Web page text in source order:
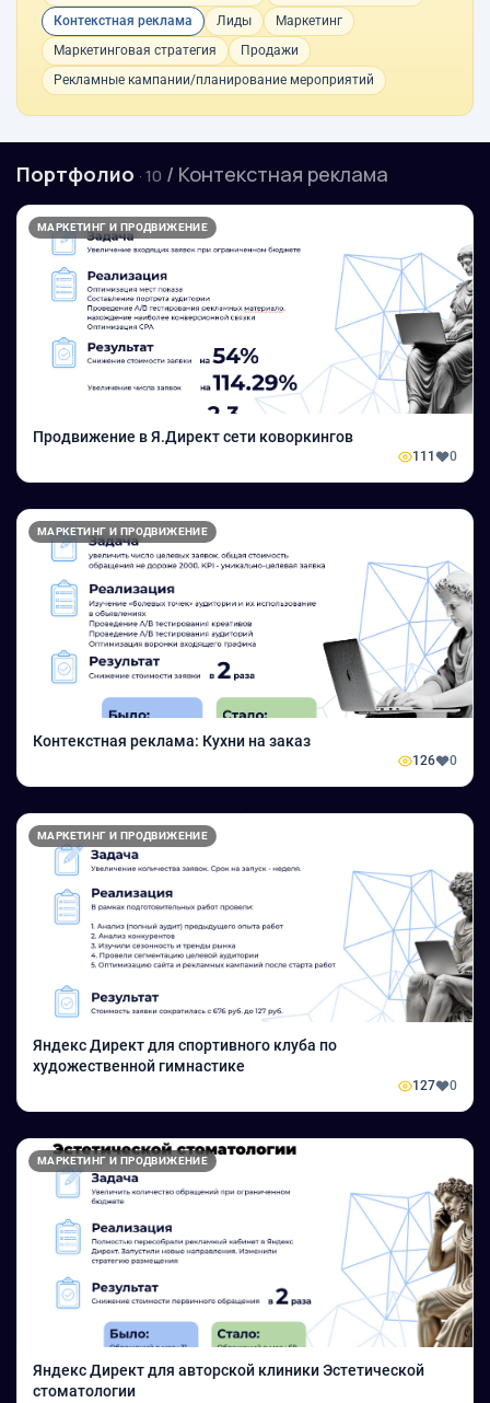
Контекстная реклама
Лиды
Маркетинг
Маркетинговая стратегия
Продажи
Рекламные кампании/планирование мероприятий
Портфолио · 10 / Контекстная реклама
МАРКЕТИНГ И ПРОДВИЖЕНИЕ
Продвижение в Я.Директ сети коворкингов
111 0
МАРКЕТИНГ И ПРОДВИЖЕНИЕ
Контекстная реклама: Кухни на заказ
126 0
МАРКЕТИНГ И ПРОДВИЖЕНИЕ
Яндекс Директ для спортивного клуба по
художественной гимнастике
127 0
МАРКЕТИНГ И ПРОДВИЖЕНИЕ
Яндекс Директ для авторской клиники Эстетической
стоматологии